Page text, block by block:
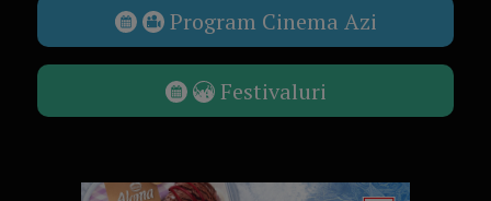
Program Cinema Azi
Festivaluri